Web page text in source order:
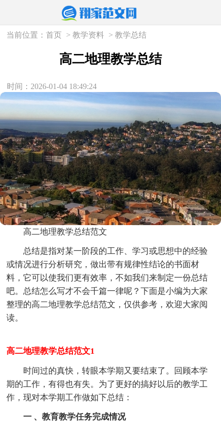
当前位置：首页 >教学资料 >教学总结
高二地理教学总结
时间：2026-01-04 18:49:24
高二地理教学总结范文
总结是指对某一阶段的工作、学习或思想中的经验
或情况进行分析研究，做出带有规律性结论的书面材
料，它可以使我们更有效率，不如我们来制定一份总结
吧。总结怎么写才不会千篇一律呢？下面是小编为大家
整理的高二地理教学总结范文，仅供参考，欢迎大家阅
读。
高二地理教学总结范文1
时间过的真快，转眼本学期又要结束了。回顾本学
期的工作，有得也有失。为了更好的搞好以后的教学工
作，现对本学期工作做如下总结：
一 、教育教学任务完成情况